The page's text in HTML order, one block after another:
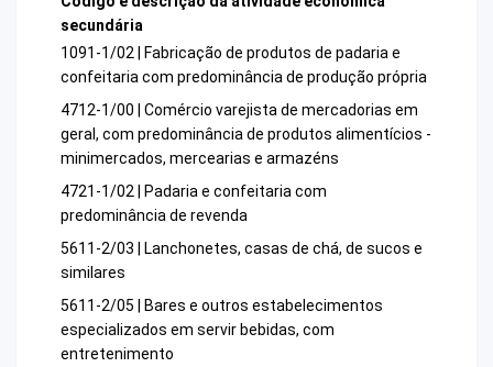
secundária
1091-1/02 | Fabricação de produtos de padaria e
confeitaria com predominância de produção própria
4712-1/00 | Comércio varejista de mercadorias em
geral, com predominância de produtos alimentícios -
minimercados, mercearias e armazéns
4721-1/02 | Padaria e confeitaria com
predominância de revenda
5611-2/03 | Lanchonetes, casas de chá, de sucos e
similares
5611-2/05 | Bares e outros estabelecimentos
especializados em servir bebidas, com
entretenimento